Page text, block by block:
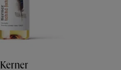
Kerner